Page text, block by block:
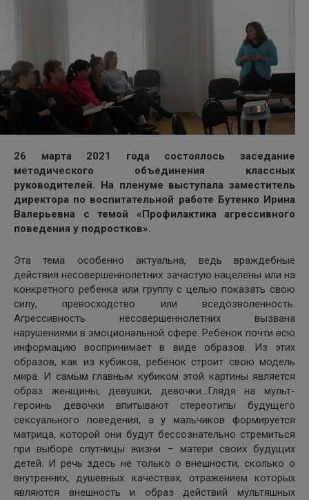
26 марта 2021 года состоялось заседание
методического объединения классных
руководителей. На пленуме выступала заместитель
директора по воспитательной работе Бутенко Ирина
Валерьевна с темой «Профилактика агрессивного
поведения у подростков».
Эта тема особенно актуальна, ведь враждебные
действия несовершеннолетних зачастую нацелены или на
конкретного ребенка или группу с целью показать свою
силу, превосходство или вседозволенность.
Агрессивность несовершеннолетних вызвана
нарушениями в эмоциональной сфере. Ребёнок почти всю
информацию воспринимает в виде образов. Из этих
образов, как из кубиков, ребёнок строит свою модель
мира. И самым главным кубиком этой картины является
образ женщины, девушки, девочки…Глядя на мульт-
героинь девочки впитывают стереотипы будущего
сексуального поведения, а у мальчиков формируется
матрица, которой они будут бессознательно стремиться
при выборе спутницы жизни – матери своих будущих
детей. И речь здесь не только о внешности, сколько о
внутренних, душевных качествах, отражением которых
являются внешность и образ действий мультяшных